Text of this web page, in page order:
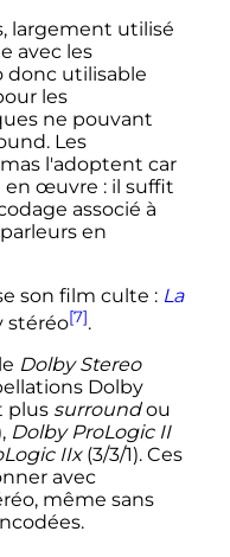
largement utilisé
avec les
donc utilisable
les
ne pouvant
Les
l'adoptent car
en œuvre : il suffit
associé à
en
son film culte : La
stéréo[7].
Dolby Stereo
Dolby
plus surroundou
Dolby ProLogic II
IIx(3/3/1). Ces
avec
même sans